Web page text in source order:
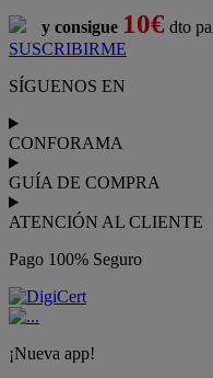
y consigue 10€ dto
SUSCRIBIRME
SÍGUENOS EN
CONFORAMA
GUÍA DE COMPRA
ATENCIÓN AL CLIENTE
Pago 100% Seguro
¡Nueva app!